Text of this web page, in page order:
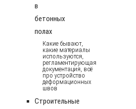
в
бетонных
полах
Какие бывают,
какие материалы
используются,
регламентирующая
документация, всё
про устройство
деформационных
швов
Строительные